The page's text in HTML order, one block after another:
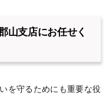
山支店にお任せく
を守るためにも重要な役